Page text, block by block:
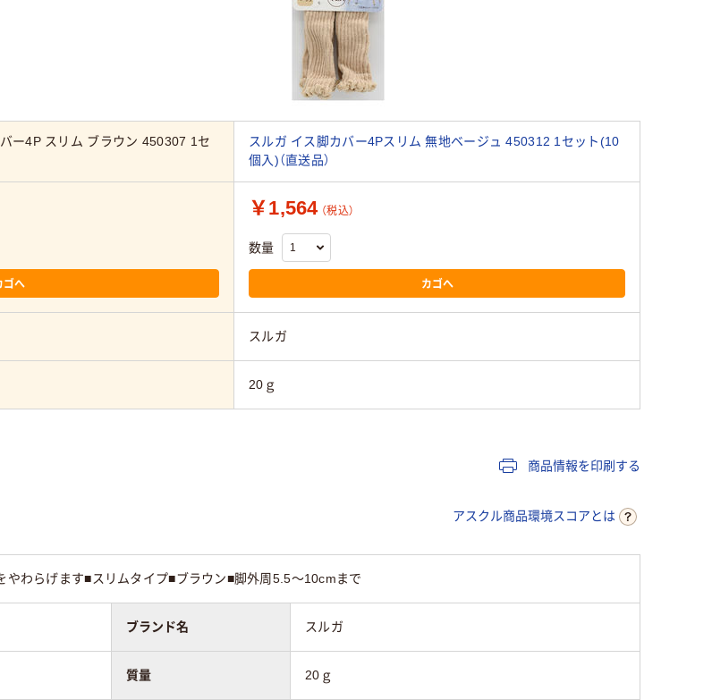
ー4P スリム ブラウン 450307 1セ
スルガ イス脚カバー4Pスリム 無地ベージュ 450312 1セット(10
個入)（直送品）
ゴへ
￥1,564 （税込）
数量
カゴへ
スルガ
20ｇ
商品情報を印刷する
アスクル商品環境スコアとは
やわらげます■スリムタイプ■ブラウン■脚外周5.5～10cmまで
ブランド名 スルガ
質量 20ｇ